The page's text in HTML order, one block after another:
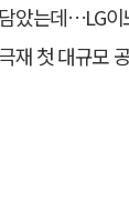
데…LG이노텍 목
대규모 공급 합의